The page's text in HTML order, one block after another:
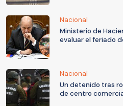
Nacional
Ministerio de
evaluar el feriado
Nacional
Un detenido tras
de centro